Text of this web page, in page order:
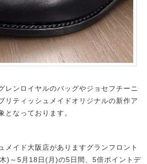
レンロイヤルのバッグやジョセフチーニ
リティッシュメイドオリジナルの新作ア
となっております。
メイド大阪店がありますグランフロント
)～5月18日(月)の5日間、5倍ポイントデ